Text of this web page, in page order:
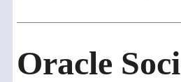
Oracle